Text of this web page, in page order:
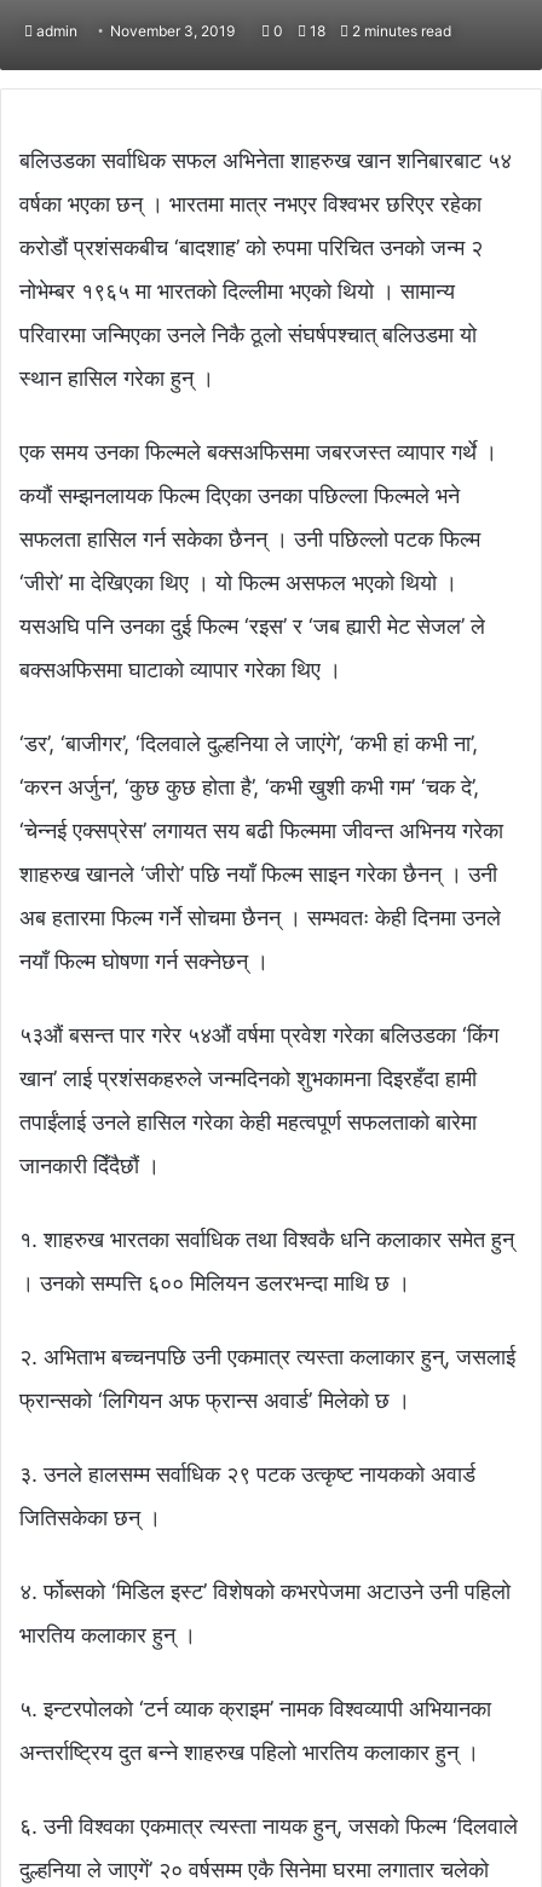
admin November 3, 2019 0 18 2 minutes read
बलिउडका सर्वाधिक सफल अभिनेता शाहरुख खान शनिबारबाट ५४
वर्षका भएका छन् । भारतमा मात्र नभएर विश्वभर छरिएर रहेका
करोडौं प्रशंसकबीच ‘बादशाह’ को रुपमा परिचित उनको जन्म २
नोभेम्बर १९६५ मा भारतको दिल्लीमा भएको थियो । सामान्य
परिवारमा जन्मिएका उनले निकै ठूलो संघर्षपश्चात् बलिउडमा यो
स्थान हासिल गरेका हुन् ।
एक समय उनका फिल्मले बक्सअफिसमा जबरजस्त व्यापार गर्थे ।
कयौं सम्झनलायक फिल्म दिएका उनका पछिल्ला फिल्मले भने
सफलता हासिल गर्न सकेका छैनन् । उनी पछिल्लो पटक फिल्म
‘जीरो’ मा देखिएका थिए । यो फिल्म असफल भएको थियो ।
यसअघि पनि उनका दुई फिल्म ‘रइस’ र ‘जब ह्यारी मेट सेजल’ ले
बक्सअफिसमा घाटाको व्यापार गरेका थिए ।
‘डर’, ‘बाजीगर’, ‘दिलवाले दुल्हनिया ले जाएंगे’, ‘कभी हां कभी ना’,
‘करन अर्जुन’, ‘कुछ कुछ होता है’, ‘कभी खुशी कभी गम’ ‘चक दे’,
‘चेन्नई एक्सप्रेस’ लगायत सय बढी फिल्ममा जीवन्त अभिनय गरेका
शाहरुख खानले ‘जीरो’ पछि नयाँ फिल्म साइन गरेका छैनन् । उनी
अब हतारमा फिल्म गर्ने सोचमा छैनन् । सम्भवतः केही दिनमा उनले
नयाँ फिल्म घोषणा गर्न सक्नेछन् ।
५३औं बसन्त पार गरेर ५४औं वर्षमा प्रवेश गरेका बलिउडका ‘किंग
खान’ लाई प्रशंसकहरुले जन्मदिनको शुभकामना दिइरहँदा हामी
तपाईंलाई उनले हासिल गरेका केही महत्वपूर्ण सफलताको बारेमा
जानकारी दिँदैछौं ।
१. शाहरुख भारतका सर्वाधिक तथा विश्वकै धनि कलाकार समेत हुन्
। उनको सम्पत्ति ६०० मिलियन डलरभन्दा माथि छ ।
२. अभिताभ बच्चनपछि उनी एकमात्र त्यस्ता कलाकार हुन्, जसलाई
फ्रान्सको ‘लिगियन अफ फ्रान्स अवार्ड’ मिलेको छ ।
३. उनले हालसम्म सर्वाधिक २९ पटक उत्कृष्ट नायकको अवार्ड
जितिसकेका छन् ।
४. र्फोब्सको ‘मिडिल इस्ट’ विशेषको कभरपेजमा अटाउने उनी पहिलो
भारतिय कलाकार हुन् ।
५. इन्टरपोलको ‘टर्न व्याक क्राइम’ नामक विश्वव्यापी अभियानका
अन्तर्राष्ट्रिय दुत बन्ने शाहरुख पहिलो भारतिय कलाकार हुन् ।
६. उनी विश्वका एकमात्र त्यस्ता नायक हुन्, जसको फिल्म ‘दिलवाले
दुल्हनिया ले जाएगें’ २० वर्षसम्म एकै सिनेमा घरमा लगातार चलेको